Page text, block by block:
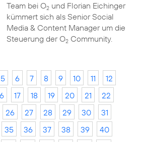
Team bei O2und Florian Eichinger
kümmert sich als Senior Social
Media & Content Manager um die
Steuerung der O2Community.
5 6 7 8 9 10 11
12
17 18 19 20 21
22
26 27 28 29 30
31
35 36 37 38 39
40